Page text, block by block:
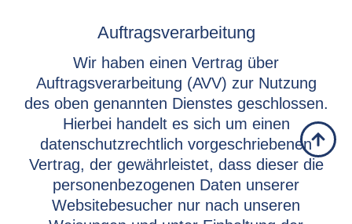
Auftragsverarbeitung
Wir haben einen Vertrag über
Auftragsverarbeitung (AVV) zur Nutzung
des oben genannten Dienstes geschlossen.
Hierbei handelt es sich um einen
datenschutzrechtlich vorgeschriebenen
Vertrag, der gewährleistet, dass dieser die
personenbezogenen Daten unserer
Websitebesucher nur nach unseren